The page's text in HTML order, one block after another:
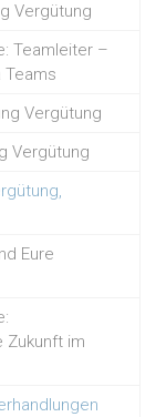
Vergütung
Teamleiter –
Teams
Vergütung
Vergütung
Eure
Zukunft im